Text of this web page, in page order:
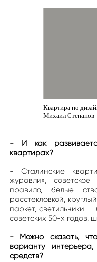
Квартира по
Михаил Степанов
- И как
квартирах?
- Сталинские
журавли»,
правило, белые
расстекловкой,
паркет, светильники
советских 50-х годов,
- Можно сказать,
варианту
средств?